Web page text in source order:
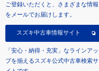
ご登録いただくと、さまざまな情報
をメールでお届けします。
スズキ中古車情報サイト
「安心・納得・充実」なラインアッ
プを揃えるスズキ公式中古車検索サ